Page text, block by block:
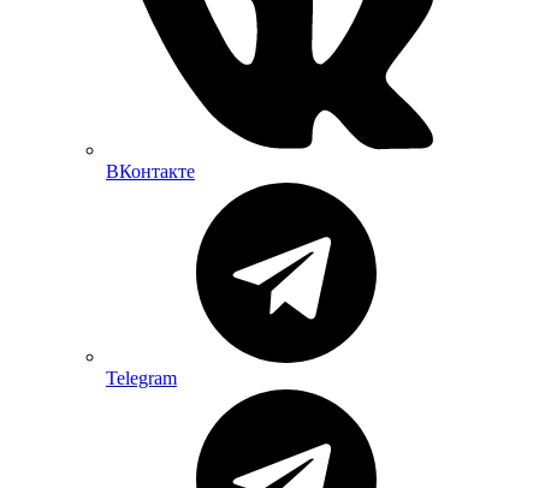
ВКонтакте
Telegram